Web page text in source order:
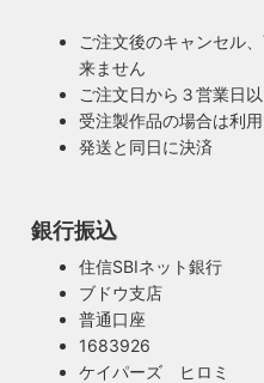
ご注文後のキャンセル
来ません
ご注文日から３営業日以
受注製作品の場合は利用
発送と同日に決済
銀行振込
住信SBIネット銀行
ブドウ支店
普通口座
1683926
ケイパーズ ヒロミ